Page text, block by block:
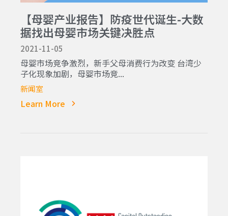
【母婴产业报告】防疫世代诞生-大数
据找出母婴市场关键决胜点
2021-11-05
母婴市场竞争激烈，新手父母消费行为改变 台湾少
子化现象加剧，母婴市场竞...
新闻室
Learn More